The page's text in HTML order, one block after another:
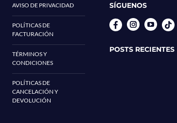
AVISO DE PRIVACIDAD
POLÍTICAS DE
FACTURACIÓN
TÉRMINOS Y
CONDICIONES
POLÍTICAS DE
CANCELACIÓN Y
DEVOLUCIÓN
SÍGUENOS
InstagramYouTube
POSTS RECIENTES